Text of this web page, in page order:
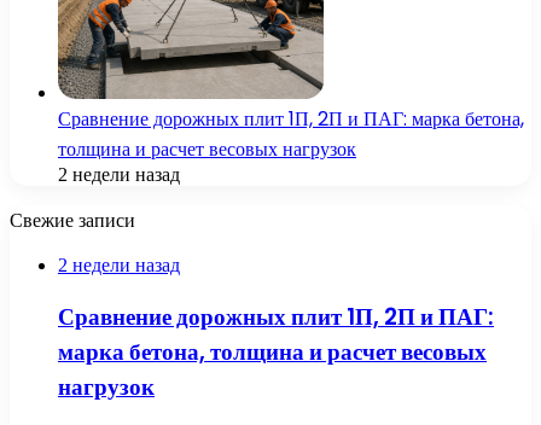
Сравнение дорожных плит 1П, 2П и ПАГ: марка бетона,
толщина и расчет весовых нагрузок
2 недели назад
Свежие записи
2 недели назад
Сравнение дорожных плит 1П, 2П и ПАГ:
марка бетона, толщина и расчет весовых
нагрузок